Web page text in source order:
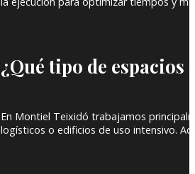
¿Qué tipo de espacios
En Montiel Teixidó trabajamos
logísticos o edificios de uso intensivo.